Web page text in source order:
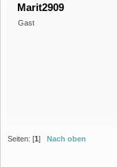
Marit2909
Gast
Seiten: [1] Nach oben